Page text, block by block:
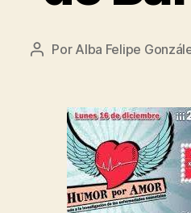
Autor
entrada
Por Alba Felipe